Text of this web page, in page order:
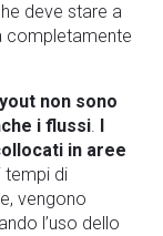
deve stare a
completamente
non sono
i flussi. I
in aree
tempi di
vengono
l’uso dello